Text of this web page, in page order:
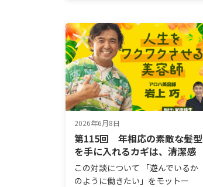
ココロオドル…
2026年6月8日
第115回 年相応の素敵な髪型
を手に入れるカギは、清潔感
この対談について 「遊んでいるか
のように働きたい」をモットー